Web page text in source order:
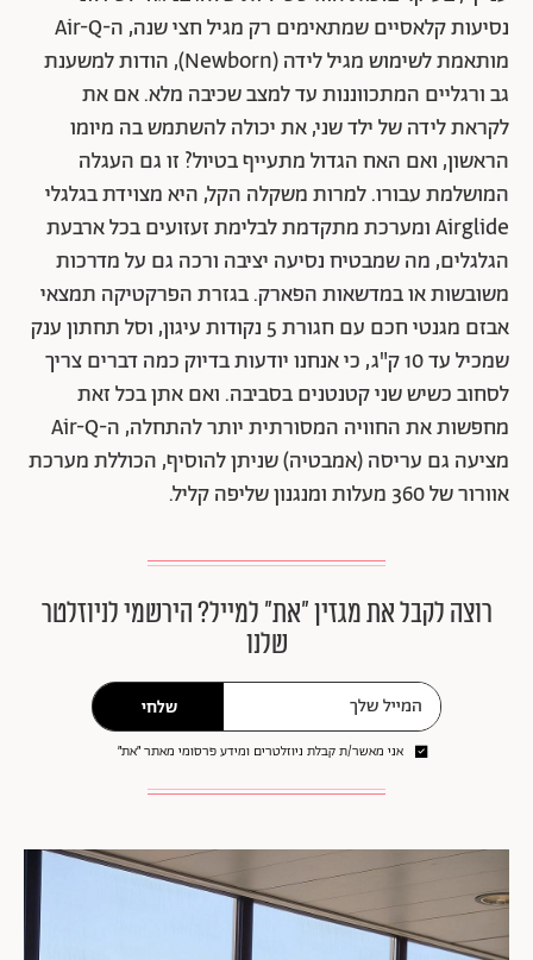
נסיעות קלאסיים שמתאימים רק מגיל חצי שנה, ה-Air-Q
מותאמת לשימוש מגיל לידה (Newborn), הודות למשענת
גב ורגליים המתכווננות עד למצב שכיבה מלא. אם את
לקראת לידה של ילד שני, את יכולה להשתמש בה מיומו
הראשון, ואם האח הגדול מתעייף בטיול? זו גם העגלה
המושלמת עבורו. למרות משקלה הקל, היא מצוידת בגלגלי
Airglide ומערכת מתקדמת לבלימת זעזועים בכל ארבעת
הגלגלים, מה שמבטיח נסיעה יציבה ורכה גם על מדרכות
משובשות או במדשאות הפארק. בגזרת הפרקטיקה תמצאי
אבזם מגנטי חכם עם חגורת 5 נקודות עיגון, וסל תחתון ענק
שמכיל עד 10 ק"ג, כי אנחנו יודעות בדיוק כמה דברים צריך
לסחוב כשיש שני קטנטנים בסביבה. ואם אתן בכל זאת
מחפשות את החוויה המסורתית יותר להתחלה, ה-Air-Q
מציעה גם עריסה (אמבטיה) שניתן להוסיף, הכוללת מערכת
אוורור של 360 מעלות ומנגנון שליפה קליל.
רוצה לקבל את מגזין ״את״ למייל? הירשמי לניוזלטר
שלנו
שלחי
אני מאשר/ת קבלת ניוזלטרים ומידע פרסומי מאתר ״את״